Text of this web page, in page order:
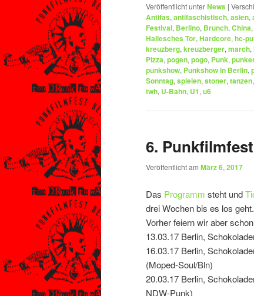
Veröffentlicht unterNews |
Antifas, antifaschistisch, asien,
Festival, Berlino, Brunch, China,
Hallesches Tor, Hardcore, hc-
kreuzberg, kreuzberger, march,
Pizza, pogen, pogo, Punk,
punkshow, Punkshow in Berlin,
Sonntag, spielen, stoner, tanzen,
twh, U-Bahn, U1, u6
6.
Veröffentlicht am März 6, 2017
Das Programm steht und
drei Wochen bis es los geht.
Vorher feiern wir aber
13.03.17 Berlin,
16.03.17 Berlin,
(Moped-Soul/Bln)
20.03.17 Berlin,
NDW-Punk)